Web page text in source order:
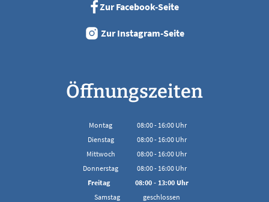
Zur Facebook-Seite
Zur Instagram-Seite
Öffnungszeiten
Montag 08:00- 16:00Uhr
Von 08:00 bis 16:00 Uhr
Dienstag 08:00- 16:00Uhr
Von 08:00 bis 16:00 Uhr
Mittwoch 08:00- 16:00Uhr
Von 08:00 bis 16:00 Uhr
Donnerstag 08:00- 16:00Uhr
Von 08:00 bis 16:00 Uhr
Freitag 08:00- 13:00Uhr
Samstag
geschlossen